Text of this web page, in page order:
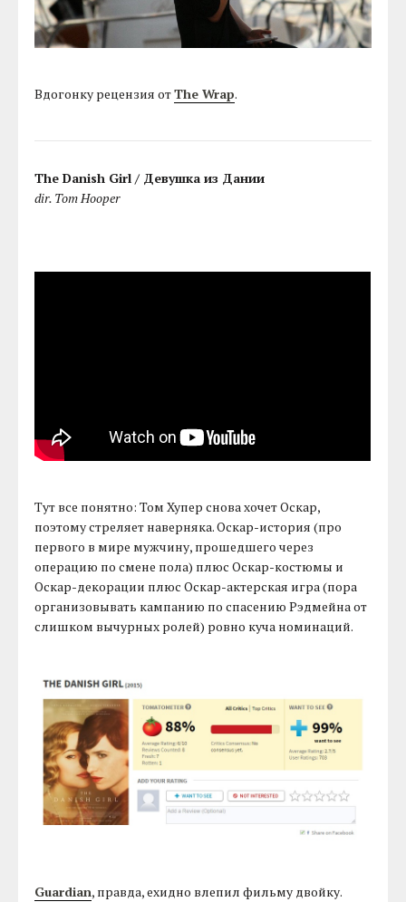
Вдогонку рецензия отThe Wrap.
The Danish Girl / Девушка из Дании
dir. Tom Hooper
Тут все понятно: Том Хупер снова хочет Оскар,
поэтому стреляет наверняка. Оскар-история (про
первого в мире мужчину, прошедшего через
операцию по смене пола) плюс Оскар-костюмы и
Оскар-декорации плюс Оскар-актерская игра (пора
организовывать кампанию по спасению Рэдмейна от
слишком вычурных ролей) ровно куча номинаций.
Guardian, правда, ехидно влепил фильму двойку.